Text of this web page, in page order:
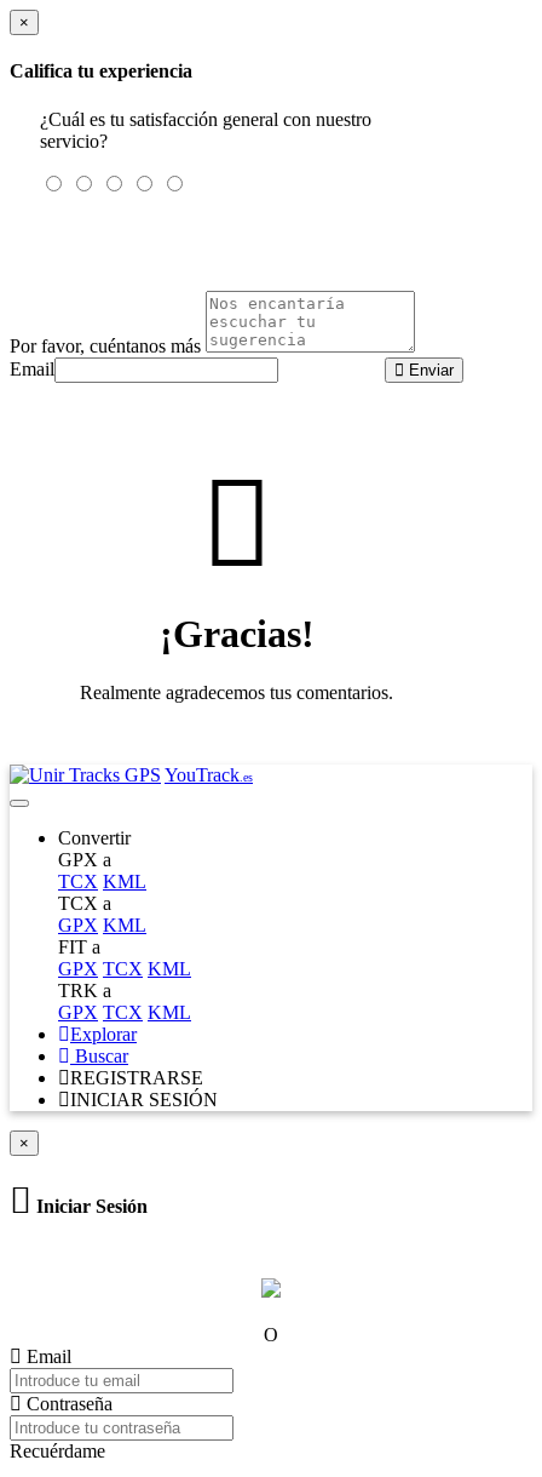
×
Califica tu experiencia
¿Cuál es tu satisfacción general con nuestro
servicio?
Por favor, cuéntanos más
Email
Enviar
¡Gracias!
Realmente agradecemos tus comentarios.
YouTrack.es
Convertir
GPX a
TCX KML
TCX a
GPX KML
FIT a
GPX TCX KML
TRK a
GPX TCX KML
Explorar
Buscar
REGISTRARSE
INICIAR SESIÓN
×
Iniciar Sesión
O
Email
Contraseña
Recuérdame